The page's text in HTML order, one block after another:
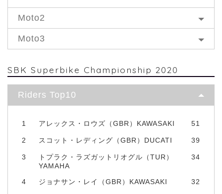
Moto2
Moto3
SBK Superbike Championship 2020
Riders Top10
1 アレックス・ロウズ（GBR）KAWASAKI 51
2 スコット・レディング（GBR）DUCATI 39
3
トプラク・ラズガットリオグル（TUR）
YAMAHA
34
4 ジョナサン・レイ（GBR）KAWASAKI 32